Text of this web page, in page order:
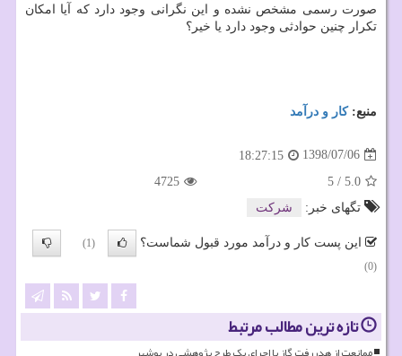
صورت رسمی مشخص نشده و این نگرانی وجود دارد كه آیا امكان
تكرار چنین حوادثی وجود دارد یا خیر؟
منبع:كار و درآمد
1398/07/06
18:27:15
5.0
/
5
4725
تگهای خبر:
شركت
این پست کار و درآمد مورد قبول شماست؟
(1)
(0)
تازه ترین مطالب مرتبط